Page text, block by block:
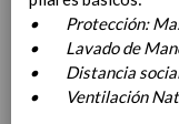
en las
• Protección:
• Lavado de
• Distancia
• Ventilación